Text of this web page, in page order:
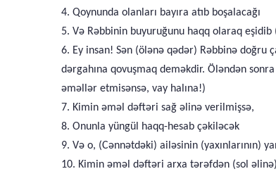
4. Qoynunda olanları bayıra atıb boşalacağı
5. Və Rəbbinin buyuruğunu haqq olaraq eşidib
6. Ey insan! Sən (ölənə qədər) Rəbbinə doğru
dərgahına qovuşmaq deməkdir. Öləndən
əməllər etmisənsə, vay halına!)
7. Kimin əməl dəftəri sağ əlinə verilmişsə,
8. Onunla yüngül haqq-hesab çəkiləcək
9. Və o, (Cənnətdəki) ailəsinin (yaxınlarının)
10. Kimin əməl dəftəri arxa tərəfdən (sol